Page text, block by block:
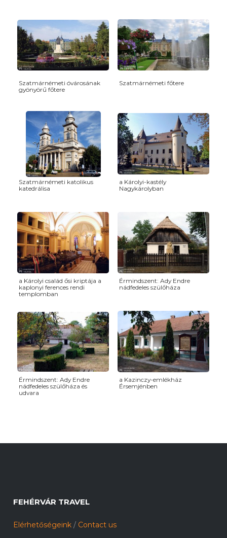
Szatmárnémeti óvárosának
gyönyörű főtere
Szatmárnémeti főtere
Szatmárnémeti katolikus
katedrálisa
a Károlyi-kastély
Nagykárolyban
a Károlyi család ősi kriptája a
kaplonyi ferences rendi
templomban
Érmindszent: Ady Endre
nádfedeles szülőháza
Érmindszent: Ady Endre
nádfedeles szülőháza és
udvara
a Kazinczy-emlékház
Érsemjénben
FEHÉRVÁR TRAVEL
Elérhetőségeink / Contact us